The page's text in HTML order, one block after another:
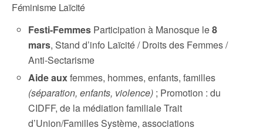
Féminisme Laïcité
Festi-Femmes Participation à Manosque le8
mars, Stand d’info Laïcité / Droits des Femmes /
Anti-Sectarisme
Aide auxfemmes, hommes, enfants, familles
(séparation, enfants, violence) ; Promotion : du
CIDFF, de la médiation familiale Trait
d’Union/Familles Système, associations